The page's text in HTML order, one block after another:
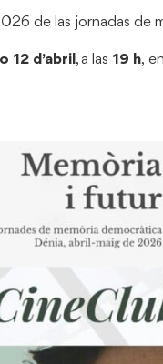
de las jornadas de
12 d’abril , a las 19 h,